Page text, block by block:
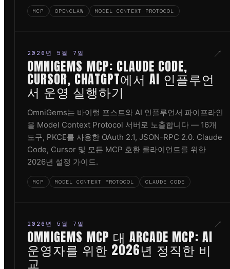
MCP OPENCLAW MODEL CONTEXT PROTOCOL
2026년 5월 7일 ↗
OMNIGEMS MCP: CLAUDE CODE,
CURSOR, CHATGPT에서 AI 인플루언
서 운영 실행하기
OmniGems는 바이럴 포스트와 AI 인플루언서 파이프라인
을 Model Context Protocol 서버로 노출합니다 — 16개
도구, PKCE를 사용한 OAuth 2.1, JSON-RPC 2.0. Claude
Code, Cursor 및 모든 MCP 호환 클라이언트를 위한
2026년 설정 가이드.
MCP MODEL CONTEXT PROTOCOL CLAUDE CODE
2026년 5월 7일 ↗
OMNIGEMS MCP 대 ARCADE MCP: AI
운영자를 위한 2026년 정직한 비
교